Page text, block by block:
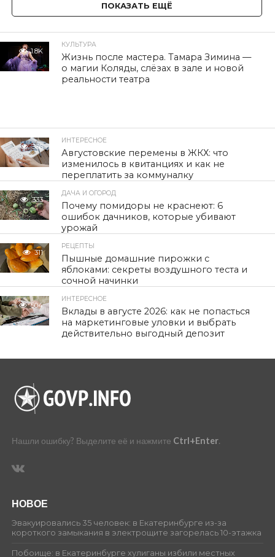
ПОКАЗАТЬ ЕЩЁ
1.8K
КУЛЬТУРА
Жизнь после мастера. Тамара Зимина —
о магии Коляды, слёзах в зале и новой
реальности театра
336
ИНТЕРЕСНОЕ
Августовские перемены в ЖКХ: что
изменилось в квитанциях и как не
переплатить за коммуналку
333
ДАЧА И ОГОРОД
Почему помидоры не краснеют: 6
ошибок дачников, которые убивают
урожай
311
РЕЦЕПТЫ
Пышные домашние пирожки с
яблоками: секреты воздушного теста и
сочной начинки
504
ИНТЕРЕСНОЕ
Вклады в августе 2026: как не попасться
на маркетинговые уловки и выбрать
действительно выгодный депозит
Нашли ошибку? Выделите её и нажмите Ctrl+Enter.
НОВОЕ
Эвакуировались 35 человек: в Екатеринбурге из-за
короткого замыкания в электрощите загорелась 10-этажка
Побоище: в Екатеринбурге хулиганы избили местных